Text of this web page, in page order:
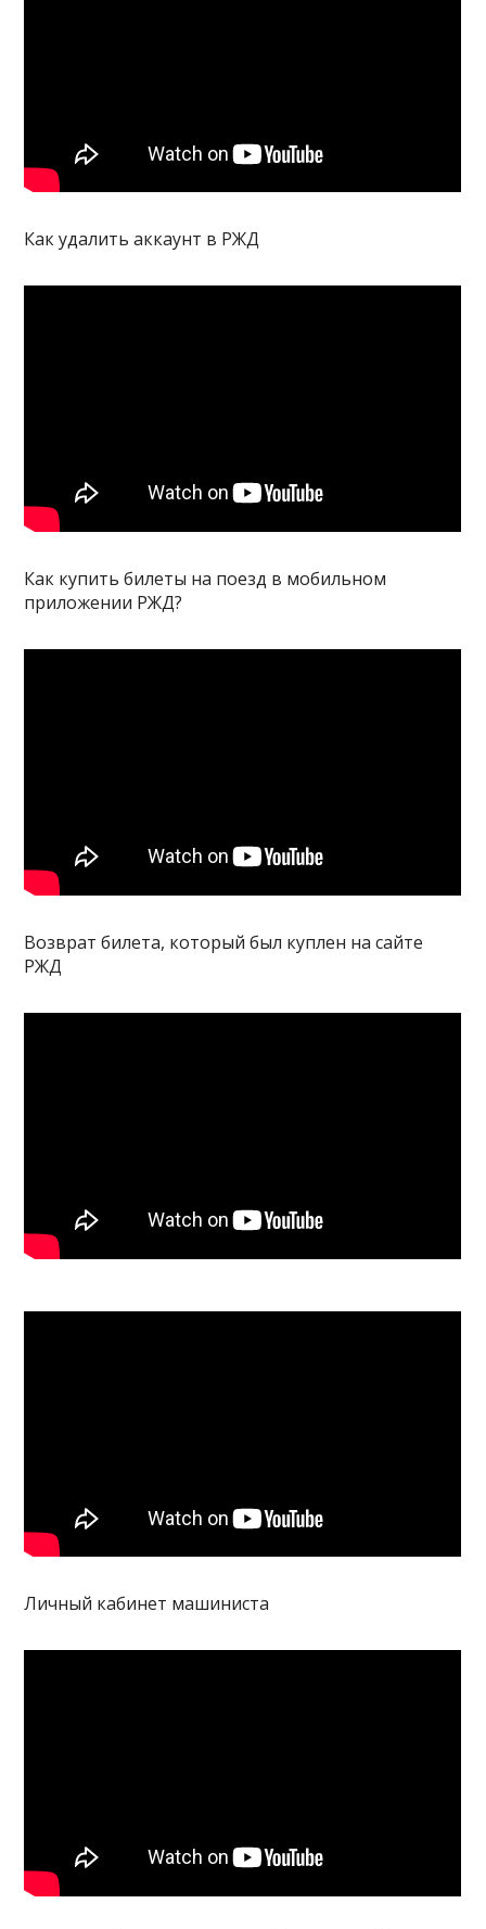
Как удалить аккаунт в РЖД
Как купить билеты на поезд в мобильном
приложении РЖД?
Возврат билета, который был куплен на сайте
РЖД
Личный кабинет машиниста